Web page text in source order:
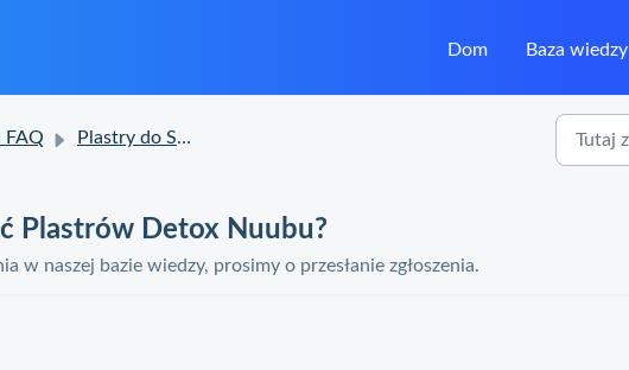
Dom Baza wiedzy
FAQ Plastry do Stóp Detox Nuubu Pytania
Plastrów Detox Nuubu?
w naszej bazie wiedzy, prosimy o przesłanie zgłoszenia.